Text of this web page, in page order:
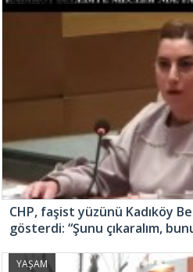
CHP, faşist yüzünü Kadıköy
gösterdi: “Şunu çıkaralım,
YAŞAM